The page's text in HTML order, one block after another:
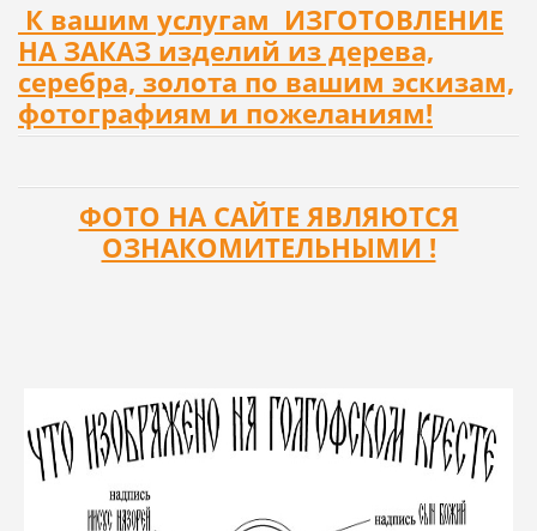
К вашим услугам ИЗГОТОВЛЕНИЕ
НА ЗАКАЗ изделий из дерева,
серебра, золота по вашим эскизам,
фотографиям и пожеланиям!
ФОТО НА САЙТЕ ЯВЛЯЮТСЯ
ОЗНАКОМИТЕЛЬНЫМИ !